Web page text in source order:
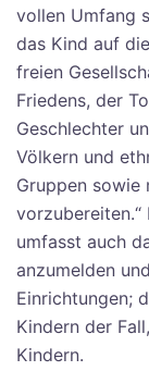
vollen Umfang
das Kind auf
freien
Friedens, der
Geschlechter
Völkern und
Gruppen sowie
vorzubereiten.“
umfasst auch
anzumelden
Einrichtungen;
Kindern der
Kindern.